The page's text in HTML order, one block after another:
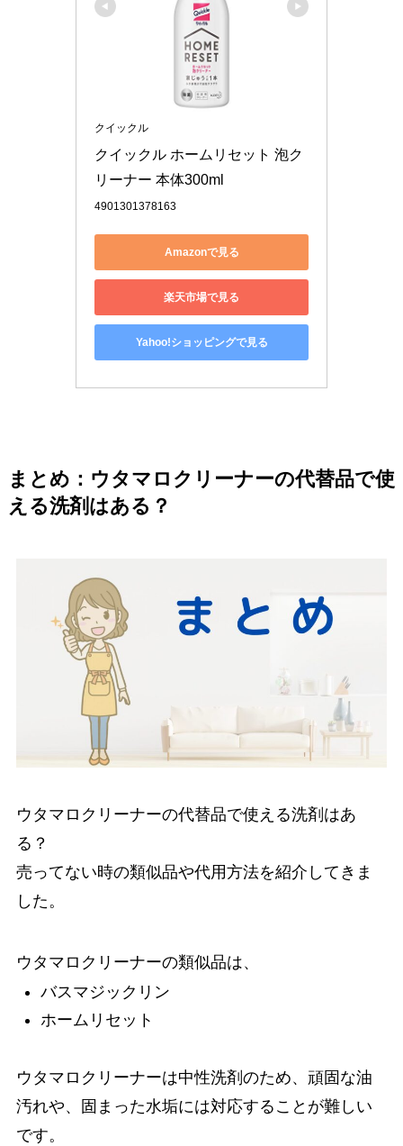
クイックル
クイックル ホームリセット 泡ク
リーナー 本体300ml
4901301378163
Amazonで見る
楽天市場で見る
Yahoo!ショッピングで見る
まとめ：ウタマロクリーナーの代替品で使
える洗剤はある？
ウタマロクリーナーの代替品で使える洗剤はあ
る？
売ってない時の類似品や代用方法を紹介してきま
した。
ウタマロクリーナーの類似品は、
バスマジックリン
ホームリセット
ウタマロクリーナーは中性洗剤のため、頑固な油
汚れや、固まった水垢には対応することが難しい
です。